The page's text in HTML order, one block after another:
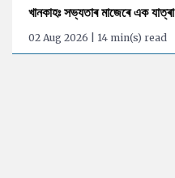
খানকাহঃ সভ্যতাৰ মাজেৰে এক যাত্ৰা
02 Aug 2026 | 14 min(s) read